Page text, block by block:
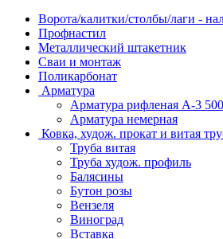
Ворота/калитки/столбы/лаги -
Профнастил
Металлический штакетник
Сваи и монтаж
Поликарбонат
Арматура
Арматура рифленая А-3
Арматура немерная
Ковка, худож. прокат и витая
Труба витая
Труба худож. профиль
Балясины
Бутон розы
Вензеля
Виноград
Вставка